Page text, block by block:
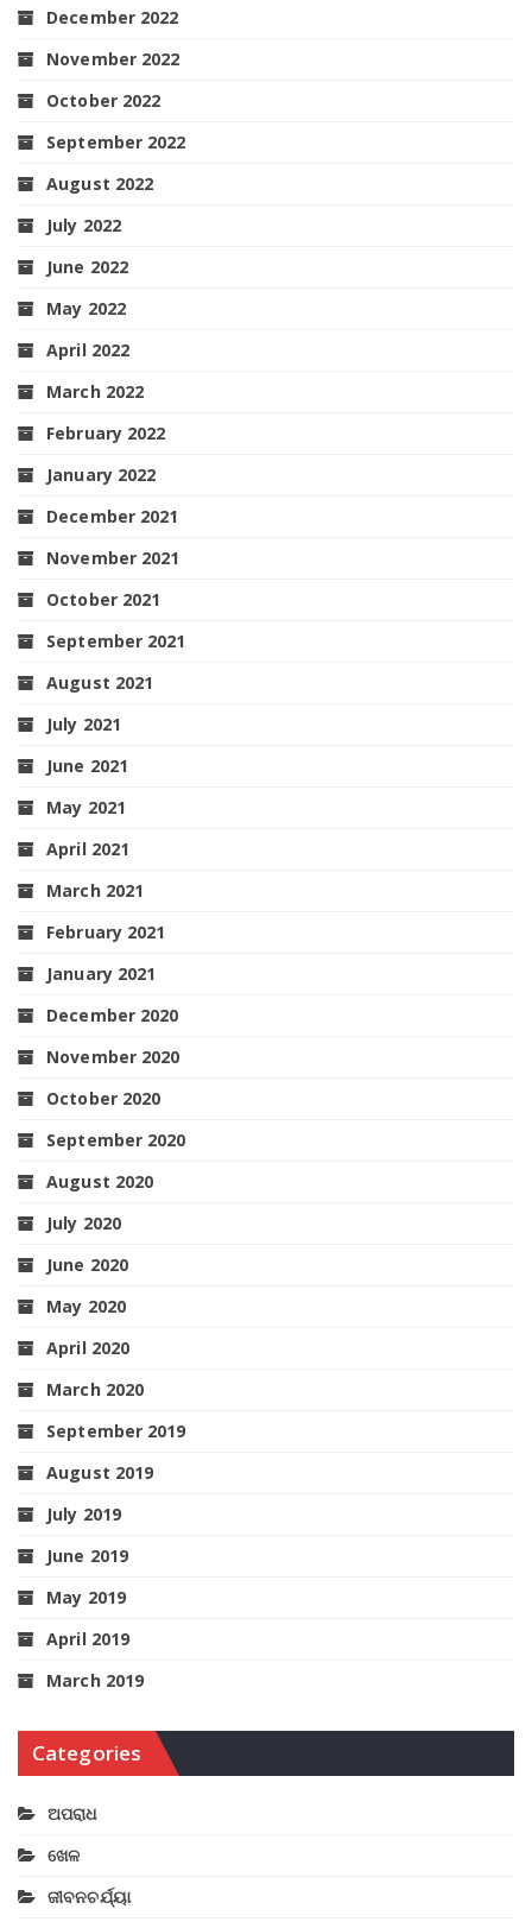
December 2022
November 2022
October 2022
September 2022
August 2022
July 2022
June 2022
May 2022
April 2022
March 2022
February 2022
January 2022
December 2021
November 2021
October 2021
September 2021
August 2021
July 2021
June 2021
May 2021
April 2021
March 2021
February 2021
January 2021
December 2020
November 2020
October 2020
September 2020
August 2020
July 2020
June 2020
May 2020
April 2020
March 2020
September 2019
August 2019
July 2019
June 2019
May 2019
April 2019
March 2019
Categories
ଅପରାଧ
ଖେଳ
ଜୀବନଚର୍ଯ୍ୟା